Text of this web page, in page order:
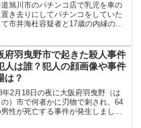
旭川市のパチンコ店で乳児を車の
き去りにしてパチンコをしていた
て市井海杜容疑者と17歳の内縁の妻
の状態やネット上の反応など調査し
について紹介し...
府羽曳野市で起きた殺人事件
人は誰？犯人の顔画像や事件
は？
年2月18日の夜に大阪府羽曳野（は
）市で何者かに刃物で刺され、64
男性が死亡する事件が発生しまし